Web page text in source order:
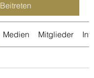
Beitreten
Medien Mitglieder Info